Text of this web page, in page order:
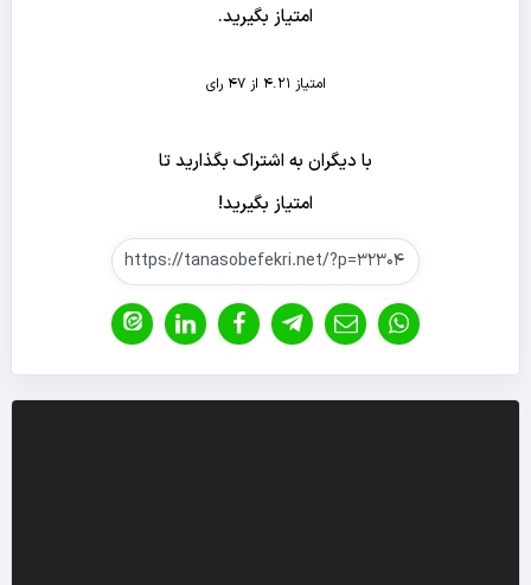
امتیاز بگیرید.
امتیاز 4.21 از 47 رای
با دیگران به اشتراک بگذارید تا
امتیاز بگیرید!